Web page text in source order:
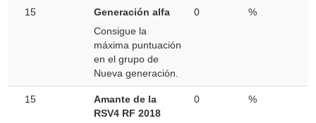
15
Generación alfa
Consigue la
máxima puntuación
en el grupo de
Nueva generación.
0 %
15
Amante de la
RSV4 RF 2018
0 %